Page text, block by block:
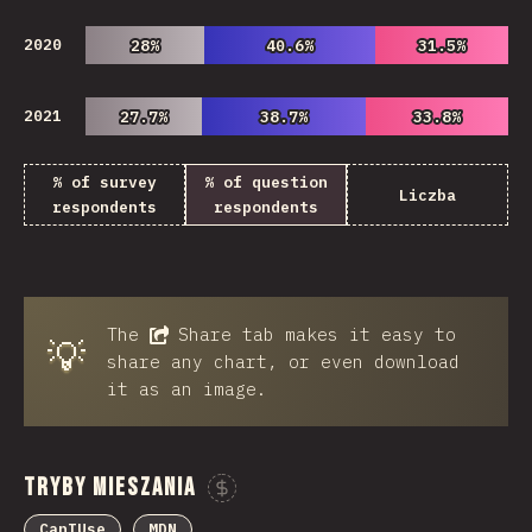
2020 28%
28% 40.6%
40.6% 31.5%
31.5%
2021 27.7%
27.7% 38.7%
38.7% 33.8%
33.8%
% of survey
respondents
% of question
respondents
Liczba
💡 The Share tab makes it easy to
share any chart, or even download
it as an image.
Tryby Mieszania